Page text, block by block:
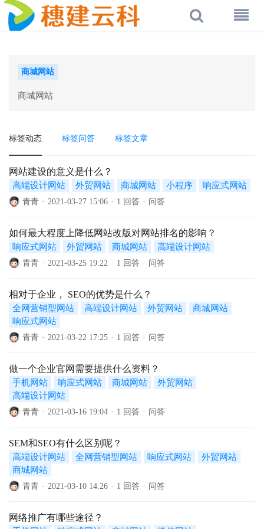
商城网站
商城网站
标签动态 标签问答 标签文章
网站建设的意义是什么？
高端设计网站 外贸网站 商城网站 小程序 响应式网站
青青 · 2021-03-27 15:06 · 1 回答 · 问答
如何最大程度上降低网站改版对网站排名的影响？
响应式网站 外贸网站 商城网站 高端设计网站
青青 · 2021-03-25 19:22 · 1 回答 · 问答
相对于企业， SEO的优势是什么？
全网营销型网站 高端设计网站 外贸网站
商城网站
响应式网站
青青 · 2021-03-22 17:25 · 1 回答 · 问答
做一个企业官网需要提供什么资料？
手机网站 响应式网站 商城网站
外贸网站
高端设计网站
青青 · 2021-03-16 19:04 · 1 回答 · 问答
SEM和SEO有什么区别呢？
高端设计网站 全网营销型网站 响应式网站
外贸网站
商城网站
青青 · 2021-03-10 14:26 · 1 回答 · 问答
网络推广有哪些途径？